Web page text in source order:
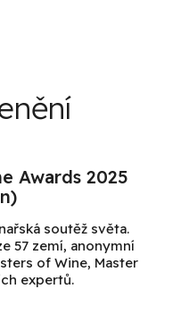
Awards 2025
soutěž světa.
57 zemí, anonymní
of Wine, Master
expertů.